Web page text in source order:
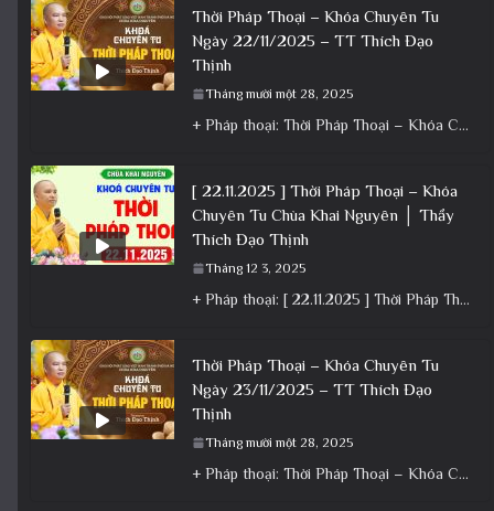
Thời Pháp Thoại – Khóa Chuyên Tu
Ngày 22/11/2025 – TT Thích Đạo
Thịnh
Tháng mười một 28, 2025
+ Pháp thoại: Thời Pháp Thoại – Khóa Chuyên Tu Ngày 22/11/2025 – TT Thích Đạo Thịnh + Album: Pháp
[ 22.11.2025 ] Thời Pháp Thoại – Khóa
Chuyên Tu Chùa Khai Nguyên │ Thầy
Thích Đạo Thịnh
Tháng 12 3, 2025
+ Pháp thoại: [ 22.11.2025 ] Thời Pháp Thoại – Khóa Chuyên Tu Chùa Khai Nguyên │ Thầy Thích Đạo
Thời Pháp Thoại – Khóa Chuyên Tu
Ngày 23/11/2025 – TT Thích Đạo
Thịnh
Tháng mười một 28, 2025
+ Pháp thoại: Thời Pháp Thoại – Khóa Chuyên Tu Ngày 23/11/2025 – TT Thích Đạo Thịnh + Album: Pháp